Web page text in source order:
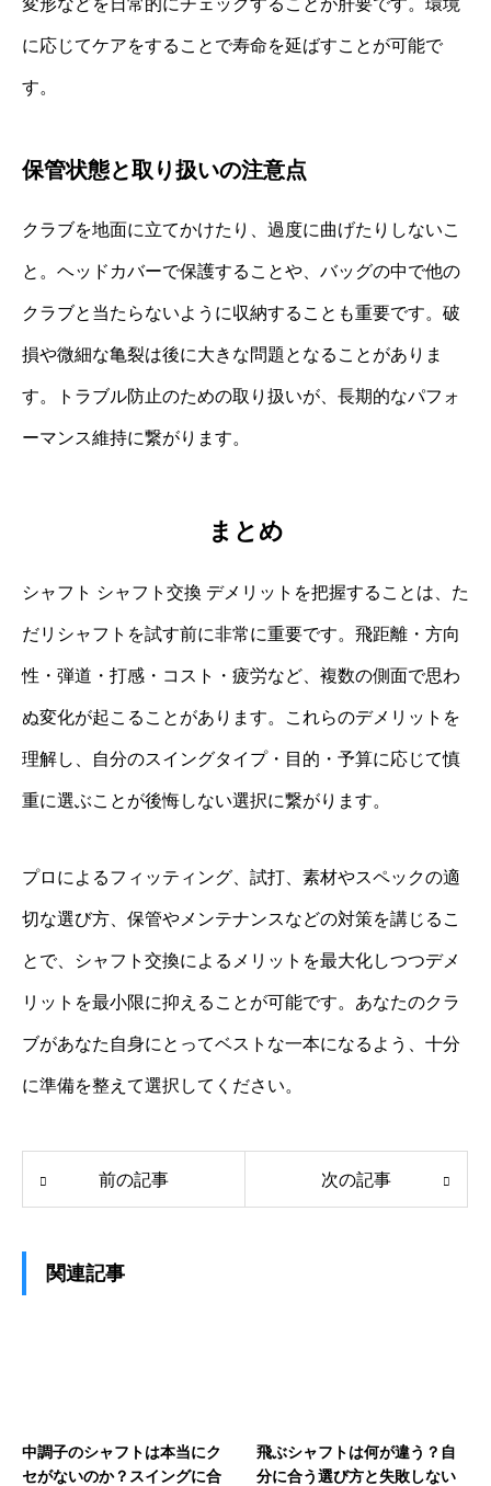
変形などを日常的にチェックすることが肝要です。環境
に応じてケアをすることで寿命を延ばすことが可能で
す。
保管状態と取り扱いの注意点
クラブを地面に立てかけたり、過度に曲げたりしないこ
と。ヘッドカバーで保護することや、バッグの中で他の
クラブと当たらないように収納することも重要です。破
損や微細な亀裂は後に大きな問題となることがありま
す。トラブル防止のための取り扱いが、長期的なパフォ
ーマンス維持に繋がります。
まとめ
シャフト シャフト交換 デメリットを把握することは、た
だリシャフトを試す前に非常に重要です。飛距離・方向
性・弾道・打感・コスト・疲労など、複数の側面で思わ
ぬ変化が起こることがあります。これらのデメリットを
理解し、自分のスイングタイプ・目的・予算に応じて慎
重に選ぶことが後悔しない選択に繋がります。
プロによるフィッティング、試打、素材やスペックの適
切な選び方、保管やメンテナンスなどの対策を講じるこ
とで、シャフト交換によるメリットを最大化しつつデメ
リットを最小限に抑えることが可能です。あなたのクラ
ブがあなた自身にとってベストな一本になるよう、十分
に準備を整えて選択してください。
前の記事 次の記事
関連記事
中調子のシャフトは本当にク
セがないのか？スイングに合
飛ぶシャフトは何が違う？自
分に合う選び方と失敗しない